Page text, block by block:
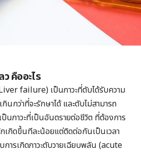
คืออะไร
failure) เป็นภาวะที่ตับได้รับความ
นกว่าที่จะรักษาได้ และตับไม่สามารถ
ป็นภาวะที่เป็นอันตรายต่อชีวิต ที่ต้องการ
เกิดขึ้นทีละน้อยแต่ติดต่อกันเป็นเวลา
ารเกิดภาวะตับวายเฉียบพลัน (acute